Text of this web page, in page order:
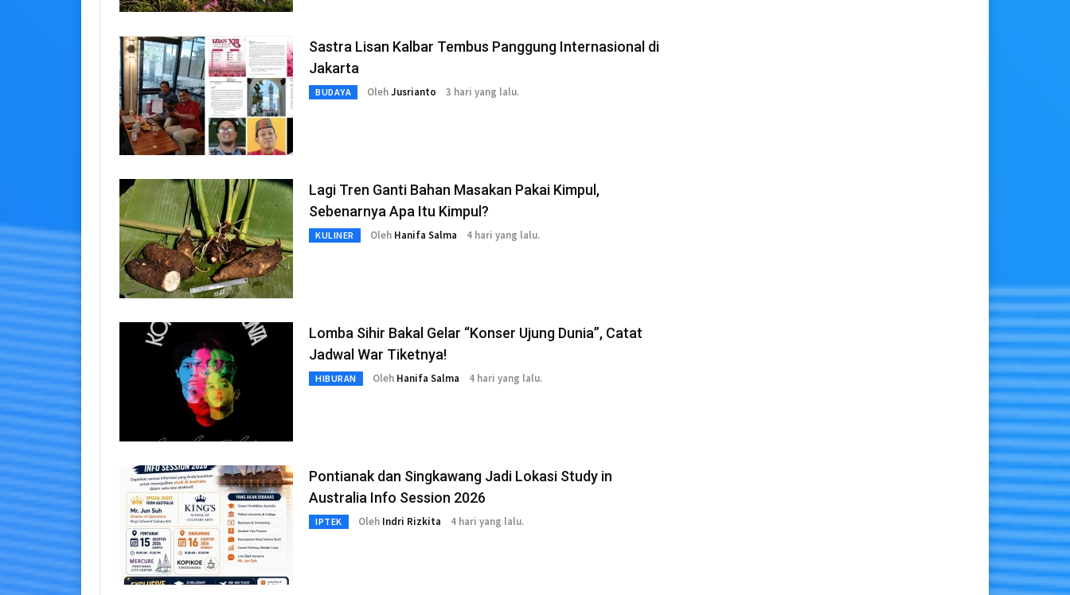
Sastra Lisan Kalbar Tembus Panggung Internasional di
Jakarta
BUDAYA OlehJusrianto 3 hari yang lalu.
Lagi Tren Ganti Bahan Masakan Pakai Kimpul,
Sebenarnya Apa Itu Kimpul?
KULINER Oleh Hanifa Salma 4 hari yang lalu.
Lomba Sihir Bakal Gelar “Konser Ujung Dunia”, Catat
Jadwal War Tiketnya!
HIBURAN Oleh Hanifa Salma 4 hari yang lalu.
Pontianak dan Singkawang Jadi Lokasi Study in
Australia Info Session 2026
IPTEK Oleh Indri Rizkita 4 hari yang lalu.